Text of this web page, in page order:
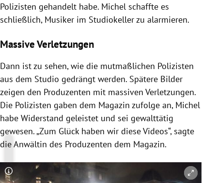
Polizisten gehandelt habe. Michel schaffte es
schließlich, Musiker im Studiokeller zu alarmieren.
Massive Verletzungen
Dann ist zu sehen, wie die mutmaßlichen Polizisten
aus dem Studio gedrängt werden. Spätere Bilder
zeigen den Produzenten mit massiven Verletzungen.
Die Polizisten gaben dem Magazin zufolge an, Michel
habe Widerstand geleistet und sei gewalttätig
gewesen. „Zum Glück haben wir diese Videos“, sagte
die Anwältin des Produzenten dem Magazin.
Copyright-Hinweis öffnen/schließen